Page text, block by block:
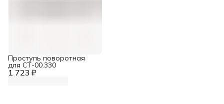
1 723 ₽
Проступь поворотная
для СТ-00.330